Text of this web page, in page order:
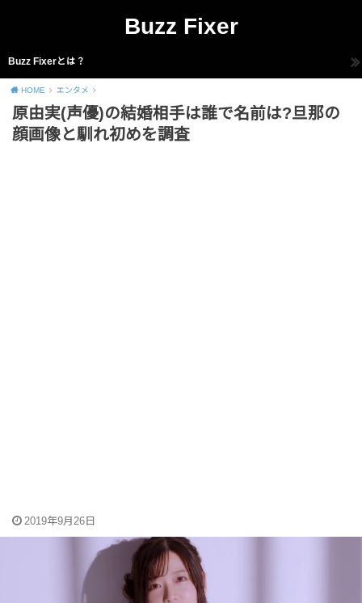
Buzz Fixer
Buzz Fixerとは？
HOME エンタメ
原由実(声優)の結婚相手は誰で名前は?旦那の
顔画像と馴れ初めを調査
2019年9月26日